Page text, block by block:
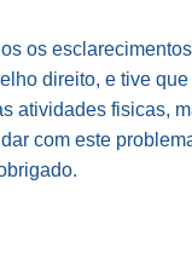
os
direito, e tive
atividades fisicas,
com este